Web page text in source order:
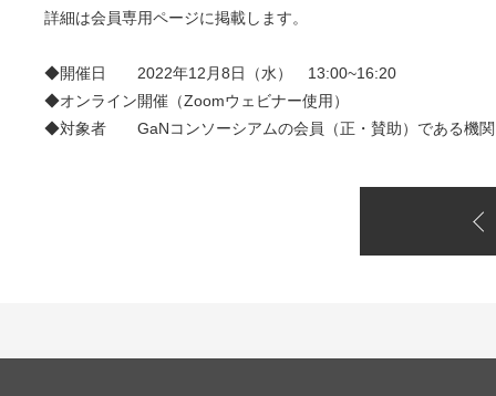
詳細は会員専用ページに掲載します。
◆開催日 2022年12月8日（水） 13:00~16:20
◆オンライン開催（Zoomウェビナー使用）
◆対象者 GaNコンソーシアムの会員（正・賛助）である機関